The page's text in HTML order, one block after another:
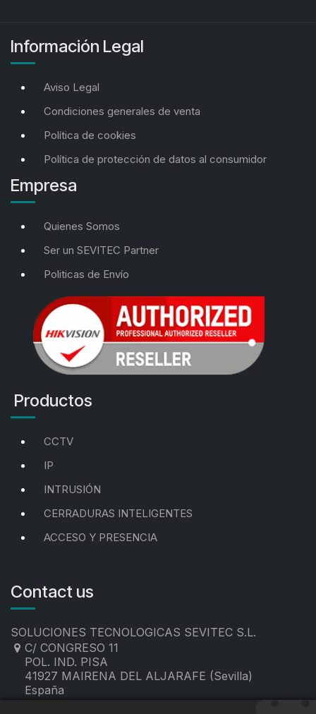
Información Legal
Aviso Legal
Condiciones generales de venta
Política de cookies
Política de protección de datos al consumidor
Empresa
Quienes Somos
Ser un SEVITEC Partner
Politicas de Envío
Productos
CCTV
IP
INTRUSIÓN
CERRADURAS INTELIGENTES
ACCESO Y PRESENCIA
Contact us
SOLUCIONES TECNOLOGICAS SEVITEC S.L.
C/ CONGRESO 11
POL. IND. PISA
41927 MAIRENA DEL ALJARAFE (Sevilla)
España